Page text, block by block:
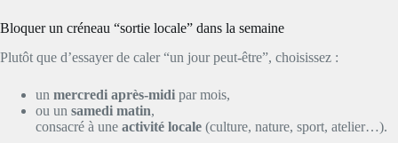
Bloquer un créneau “sortie locale” dans la semaine
Plutôt que d’essayer de caler “un jour peut-être”, choisissez :
un mercredi après-midi par mois,
ou un samedi matin,
consacré à une activité locale (culture, nature, sport, atelier…).